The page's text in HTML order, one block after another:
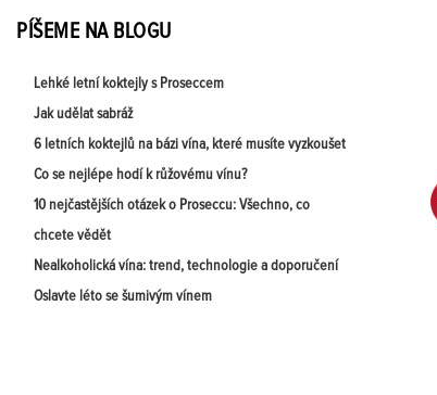
PÍŠEME NA BLOGU
Lehké letní koktejly s Proseccem
Jak udělat sabráž
6 letních koktejlů na bázi vína, které musíte vyzkoušet
Co se nejlépe hodí k růžovému vínu?
10 nejčastějších otázek o Proseccu: Všechno, co
chcete vědět
Nealkoholická vína: trend, technologie a doporučení
Oslavte léto se šumivým vínem